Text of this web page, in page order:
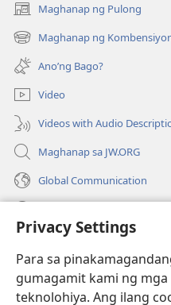
Privacy Settings
Para sa
gumagamit kami ng
teknolohiya. Ang ilang
Maghanap ng Pulong
(may
bubukas
na
bagong
window)
Maghanap ng
(may
bubukas
na
bagong
window)
Ano’ng Bago?
Video
Videos with Audio
Maghanap sa JW.ORG
Global Communication
(may
na
bagong
Watchtower ONLINE
(may